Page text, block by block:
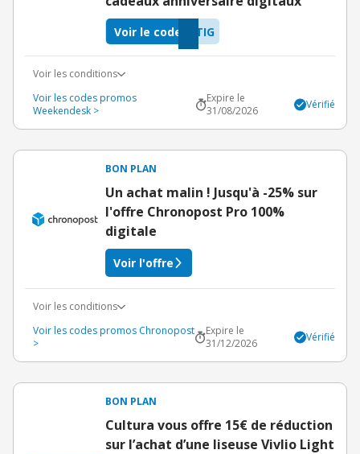
TIG
Voir le code
Voir les conditions
Voir les codes promos
Weekendesk >
Expire le
31/08/2026
Vérifié
BON PLAN
Un achat malin ! Jusqu'à -25% sur
l'offre Chronopost Pro 100%
digitale
Voir l'offre
Voir les conditions
Voir les codes promos Chronopost
>
Expire le
31/12/2026
Vérifié
BON PLAN
Cultura vous offre 15€ de réduction
sur l’achat d’une liseuse Vivlio Light